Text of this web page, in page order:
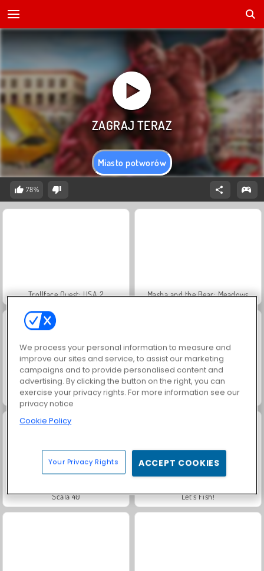
Miasto potworów
78%
Trollface Quest: USA 2 Masha and the Bear: Meadows
Jewel Garden Story Royal Story
Scala 40 Let's Fish!
We process your personal information to measure and
improve our sites and service, to assist our marketing
campaigns and to provide personalised content and
advertising. By clicking the button on the right, you can
exercise your privacy rights. For more information see our
privacy notice
Cookie Policy
Your Privacy Rights ACCEPT COOKIES